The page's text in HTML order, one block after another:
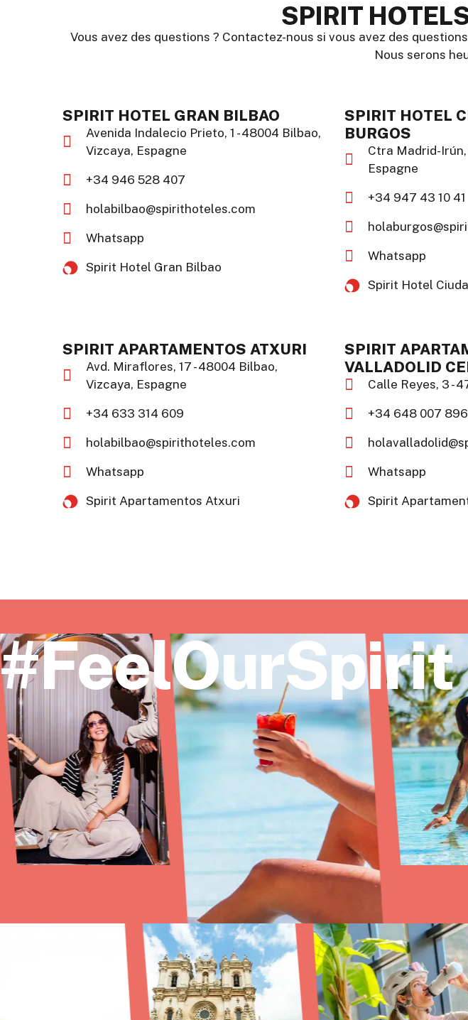
SPIRIT
Vous avez des questions ? Contactez-nous si vous avez des
Nous serons
SPIRIT HOTEL GRAN BILBAO
Avenida Indalecio Prieto, 1 - 48004 Bilbao,
Vizcaya, Espagne
+34 946 528 407
holabilbao@spirithoteles.com
Whatsapp
Spirit Hotel Gran Bilbao​
SPIRIT HOTEL
BURGOS
Ctra Madrid-Irún,
Espagne
+34 947 43 10 41
Whatsapp
Spirit Hotel
SPIRIT APARTAMENTOS ATXURI
Avd. Miraflores, 17 - 48004 Bilbao,
Vizcaya, Espagne
+34 633 314 609
holabilbao@spirithoteles.com
Whatsapp
Spirit Apartamentos Atxuri​
SPIRIT
VALLADOLID
Calle Reyes, 3 -
+34 648 007 896
Whatsapp
Spirit
#FeelOurSpirit